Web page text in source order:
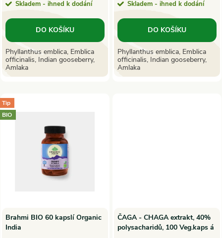
o
d
u
k
t
o
d
u
k
t
Skladem - ihned k dodání
DO KOŠÍKU
Phyllanthus emblica, Emblica
officinalis, Indian gooseberry,
Amlaka
Skladem - ihned k dodání
DO KOŠÍKU
Phyllanthus emblica, Emblica
officinalis, Indian gooseberry,
Amlaka
Tip
BIO
Brahmi BIO 60 kapslí Organic
India
ČAGA - CHAGA extrakt, 40%
polysacharidů, 100 Veg.kaps á